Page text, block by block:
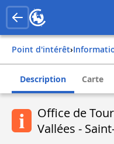
Point d'intérêt›
Description Carte
Office de
Vallées -